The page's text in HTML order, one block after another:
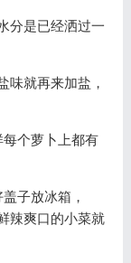
分是已经洒过一
味就再来加盐，
个萝卜上都有
子放冰箱，
辣爽口的小菜就